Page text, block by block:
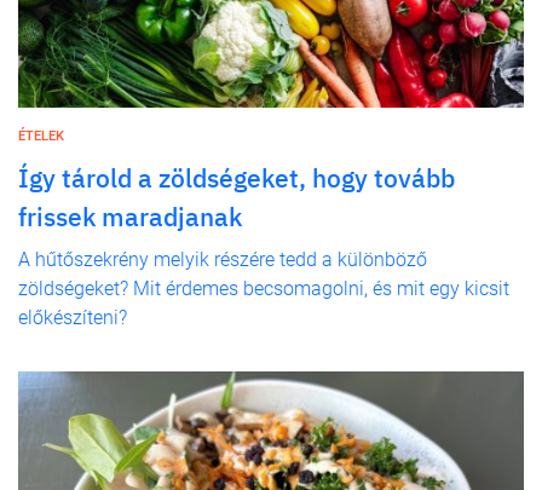
ÉTELEK
Így tárold a zöldségeket, hogy tovább
frissek maradjanak
A hűtőszekrény melyik részére tedd a különböző
zöldségeket? Mit érdemes becsomagolni, és mit egy kicsit
előkészíteni?